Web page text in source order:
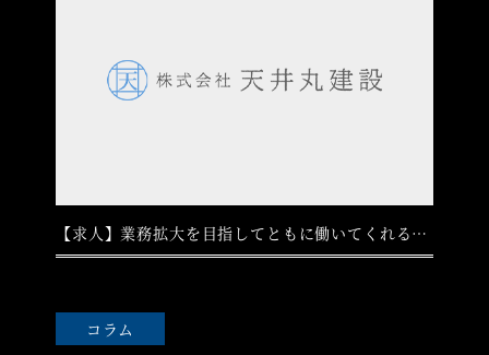
【求人】業務拡大を目指してともに働いてくれる方を未経験者・経験者ともに募集中です
コラム